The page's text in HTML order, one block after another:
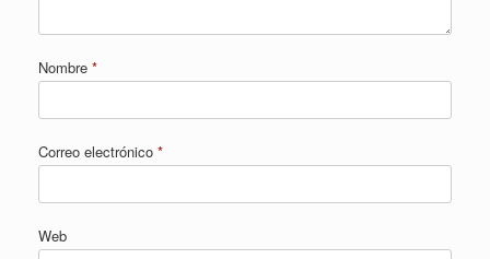
Nombre *
Correo electrónico *
Web